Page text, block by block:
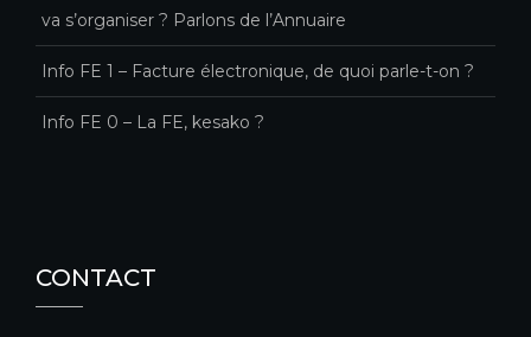
va s’organiser ? Parlons de l’Annuaire
Info FE 1 – Facture électronique, de quoi parle-t-on ?
Info FE 0 – La FE, kesako ?
CONTACT